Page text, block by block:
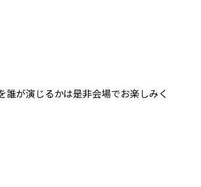
が演じるかは是非会場でお楽しみく